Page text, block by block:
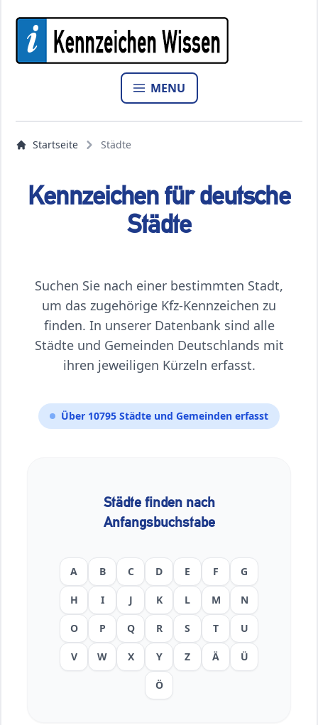
MENU
Startseite Städte
Kennzeichen für deutsche
Städte
Suchen Sie nach einer bestimmten Stadt,
um das zugehörige Kfz-Kennzeichen zu
finden. In unserer Datenbank sind alle
Städte und Gemeinden Deutschlands mit
ihren jeweiligen Kürzeln erfasst.
Über 10795 Städte und Gemeinden erfasst
Städte finden nach
Anfangsbuchstabe
A B C D E F G
H I J K L M N
O P Q R S T U
V W X Y Z Ä Ü
Ö